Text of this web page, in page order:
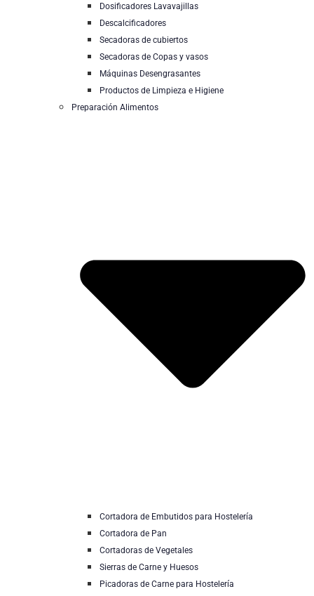
Dosificadores Lavavajillas
Descalcificadores
Secadoras de cubiertos
Secadoras de Copas y vasos
Máquinas Desengrasantes
Productos de Limpieza e Higiene
Preparación Alimentos
Cortadora de Embutidos para Hostelería
Cortadora de Pan
Cortadoras de Vegetales
Sierras de Carne y Huesos
Picadoras de Carne para Hostelería